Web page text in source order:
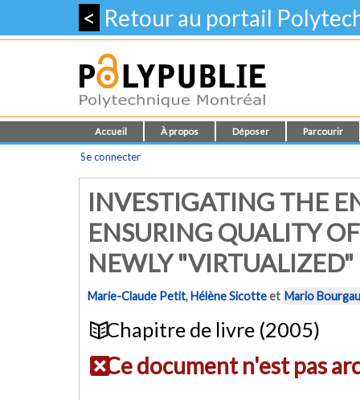
< Retour au portail
Accueil À propos Déposer Parcourir
Se connecter
INVESTIGATING THE
ENSURING QUALITY
NEWLY
Marie-Claude Petit,Hélène Sicotteet Mario
Chapitre de livre (2005)
Ce document n'est pas